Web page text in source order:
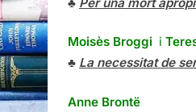
Moisès Broggi i
♣ La necessitat de
Anne Brontë